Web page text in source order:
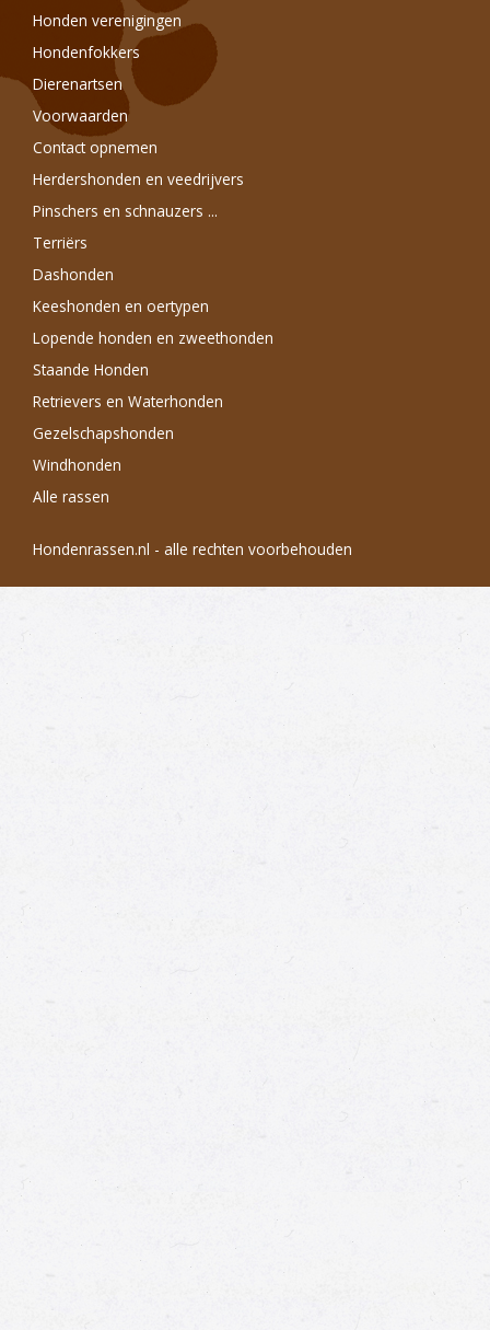
Honden verenigingen
Hondenfokkers
Dierenartsen
Voorwaarden
Contact opnemen
Herdershonden en veedrijvers
Pinschers en schnauzers ...
Terriërs
Dashonden
Keeshonden en oertypen
Lopende honden en zweethonden
Staande Honden
Retrievers en Waterhonden
Gezelschapshonden
Windhonden
Alle rassen
Hondenrassen.nl - alle rechten voorbehouden